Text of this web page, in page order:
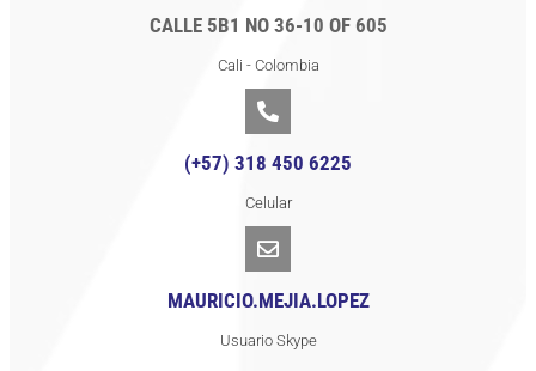
CALLE 5B1 NO 36-10 OF 605
Cali - Colombia
(+57) 318 450 6225
Celular
MAURICIO.MEJIA.LOPEZ
Usuario Skype